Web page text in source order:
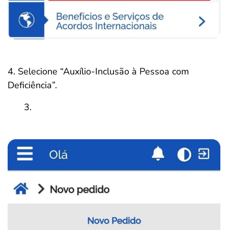
4. Selecione “Auxílio-Inclusão à Pessoa com
Deficiência”.